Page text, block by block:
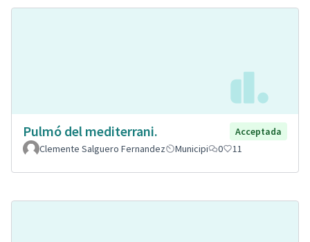
Pulmó del mediterrani.
Acceptada
Clemente Salguero Fernandez
Municipi 0 11